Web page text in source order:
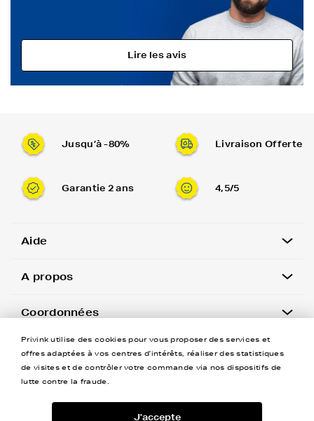
Lire les avis
Jusqu’à -80% Livraison Offerte
Garantie 2 ans 4,5/5
Aide
A propos
Coordonnées
Newsletter
Privink utilise des cookies pour vous proposer des services et
offres adaptées à vos centres d'intérêts, réaliser des statistiques
de visites et de contrôler votre commande via nos dispositifs de
lutte contre la fraude.
J'accepte